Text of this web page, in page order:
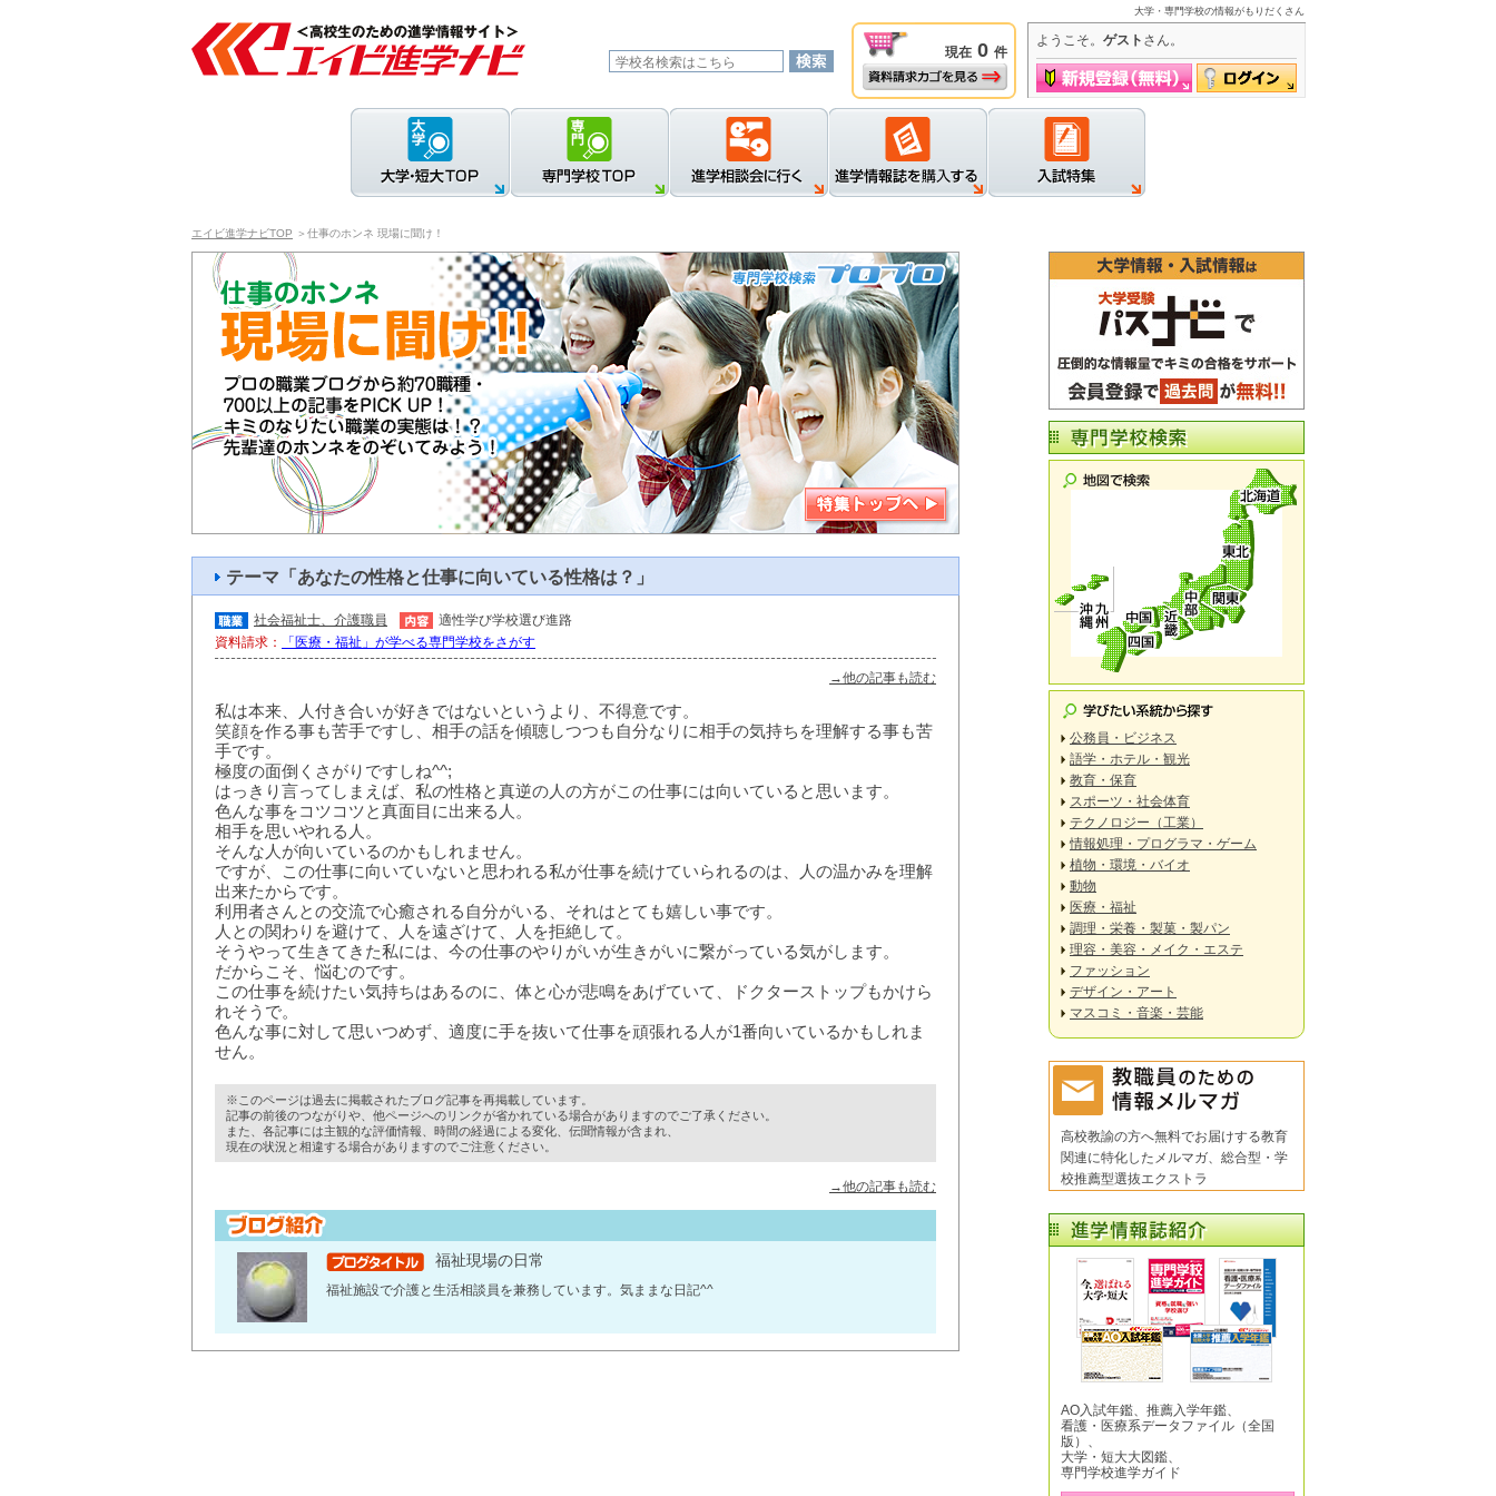
大学・専門学校の情報がもりだくさん
現在 0 件
資料請求カゴを見る
新規登録 ログイン
ようこそ。 ゲスト さん。
エイビ進学ナビTOP ＞仕事のホンネ 現場に聞け！
テーマ「あなたの性格と仕事に向いている性格は？」
社会福祉士、介護職員 適性学び学校選び進路
資料請求：
「医療・福祉」が学べる専門学校をさがす
→他の記事も読む
私は本来、人付き合いが好きではないというより、不得意です。
笑顔を作る事も苦手ですし、相手の話を傾聴しつつも自分なりに相手の気持ちを理解する事も苦
手です。
極度の面倒くさがりですしね^^;
はっきり言ってしまえば、私の性格と真逆の人の方がこの仕事には向いていると思います。
色んな事をコツコツと真面目に出来る人。
相手を思いやれる人。
そんな人が向いているのかもしれません。
ですが、この仕事に向いていないと思われる私が仕事を続けていられるのは、人の温かみを理解
出来たからです。
利用者さんとの交流で心癒される自分がいる、それはとても嬉しい事です。
人との関わりを避けて、人を遠ざけて、人を拒絶して。
そうやって生きてきた私には、今の仕事のやりがいが生きがいに繋がっている気がします。
だからこそ、悩むのです。
この仕事を続けたい気持ちはあるのに、体と心が悲鳴をあげていて、ドクターストップもかけら
れそうで。
色んな事に対して思いつめず、適度に手を抜いて仕事を頑張れる人が1番向いているかもしれま
せん。
※このページは過去に掲載されたブログ記事を再掲載しています。
記事の前後のつながりや、他ページへのリンクが省かれている場合がありますのでご了承ください。
また、各記事には主観的な評価情報、時間の経過による変化、伝聞情報が含まれ、
現在の状況と相違する場合がありますのでご注意ください。
→他の記事も読む
福祉現場の日常
福祉施設で介護と生活相談員を兼務しています。気ままな日記^^
公務員・ビジネス
語学・ホテル・観光
教育・保育
スポーツ・社会体育
テクノロジー（工業）
情報処理・プログラマ・ゲーム
植物・環境・バイオ
動物
医療・福祉
調理・栄養・製菓・製パン
理容・美容・メイク・エステ
ファッション
デザイン・アート
マスコミ・音楽・芸能
高校教諭の方へ無料でお届けする教育
関連に特化したメルマガ、総合型・学
校推薦型選抜エクストラ
AO入試年鑑、推薦入学年鑑、
看護・医療系データファイル（全国
版）、
大学・短大大図鑑、
専門学校進学ガイド